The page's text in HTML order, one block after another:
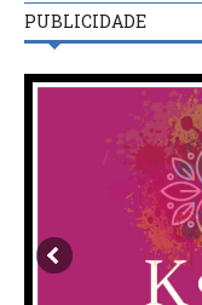
PUBLICIDADE